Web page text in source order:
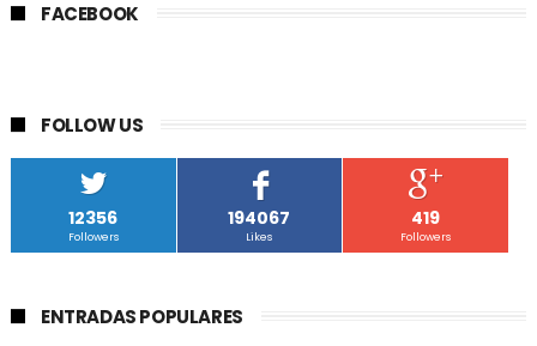
FACEBOOK
FOLLOW US
12356
Followers
194067
Likes
419
Followers
ENTRADAS POPULARES